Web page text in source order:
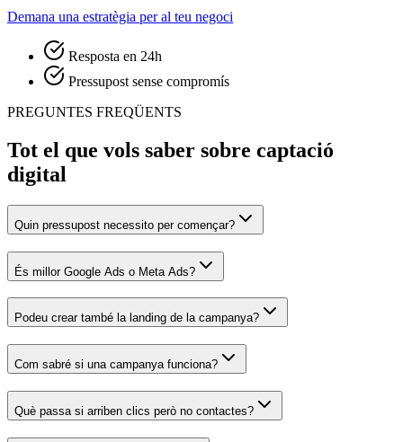
Demana una estratègia per al teu negoci
Resposta en 24h
Pressupost sense compromís
PREGUNTES FREQÜENTS
Tot el que vols saber sobre captació
digital
Quin pressupost necessito per començar?
És millor Google Ads o Meta Ads?
Podeu crear també la landing de la campanya?
Com sabré si una campanya funciona?
Què passa si arriben clics però no contactes?